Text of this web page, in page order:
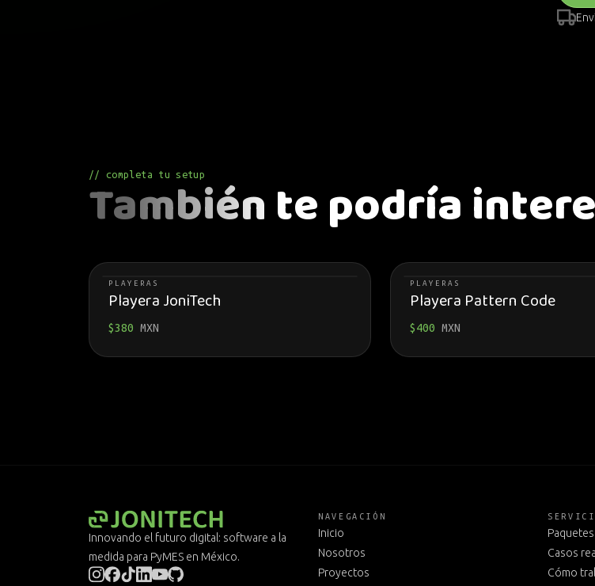
// completa tu setup
También te podría
PLAYERAS
Playera JoniTech
$380 MXN
PLAYERAS
Playera Pattern Code
$400 MXN
Innovando el futuro digital: software a la
medida para PyMES en México.
NAVEGACIÓN
Inicio
Nosotros
Proyectos
Casos
Cómo